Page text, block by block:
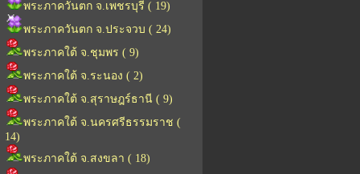
พระภาควันตก จ.เพชรบุรี ( 19)
พระภาควันตก จ.ประจวบ ( 24)
พระภาคใต้ จ.ชุมพร ( 9)
พระภาคใต้ จ.ระนอง ( 2)
พระภาคใต้ จ.สุราษฎร์ธานี ( 9)
พระภาคใต้ จ.นครศรีธรรมราช (
14)
พระภาคใต้ จ.สงขลา ( 18)